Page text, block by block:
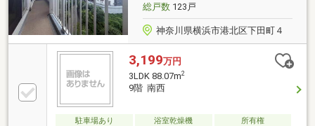
総戸数123戸
神奈川県横浜市港北区下田町４
3,199万円
3LDK 88.07m2
9階 南西
駐車場あり 浴室乾燥機
所有権